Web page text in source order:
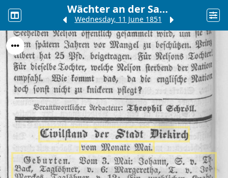
Wächter an der Sauer
Wednesday, 11 June 1851